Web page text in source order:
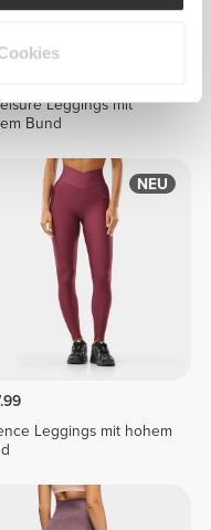
Leggings mit
Bund
NEU
Leggings mit hohem